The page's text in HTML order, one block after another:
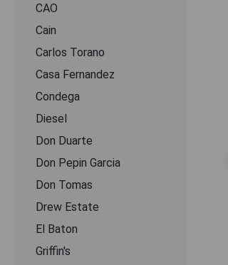
CAO
Cain
Carlos Torano
Casa Fernandez
Condega
Diesel
Don Duarte
Don Pepin Garcia
Don Tomas
Drew Estate
El Baton
Griffin's